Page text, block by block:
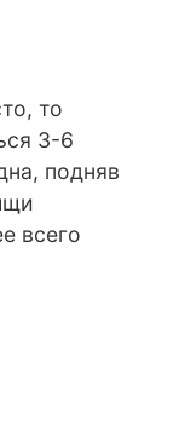
то
3-6
подняв
всего